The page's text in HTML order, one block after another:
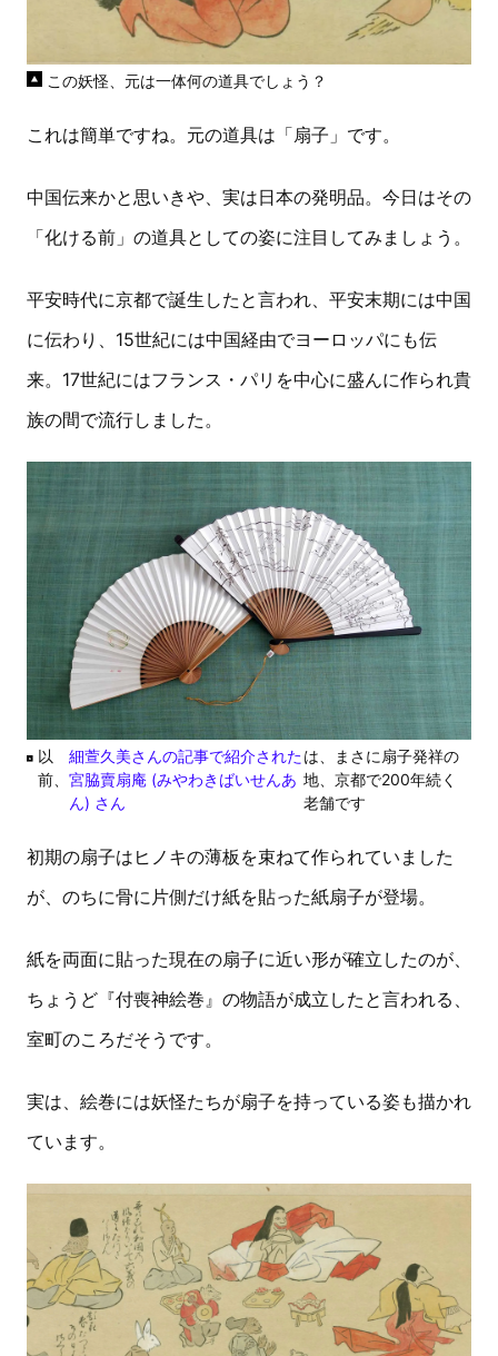
この妖怪、元は一体何の道具でしょう？
これは簡単ですね。元の道具は「扇子」です。
中国伝来かと思いきや、実は日本の発明品。今日はその
「化ける前」の道具としての姿に注目してみましょう。
平安時代に京都で誕生したと言われ、平安末期には中国
に伝わり、15世紀には中国経由でヨーロッパにも伝
来。17世紀にはフランス・パリを中心に盛んに作られ貴
族の間で流行しました。
以
前、
細萱久美さんの記事で紹介された
宮脇賣扇庵 (みやわきばいせんあ
ん) さん
は、まさに扇子発祥の
地、京都で200年続く
老舗です
初期の扇子はヒノキの薄板を束ねて作られていました
が、のちに骨に片側だけ紙を貼った紙扇子が登場。
紙を両面に貼った現在の扇子に近い形が確立したのが、
ちょうど『付喪神絵巻』の物語が成立したと言われる、
室町のころだそうです。
実は、絵巻には妖怪たちが扇子を持っている姿も描かれ
ています。